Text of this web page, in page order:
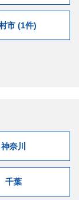
市 (1件)
神奈川
千葉